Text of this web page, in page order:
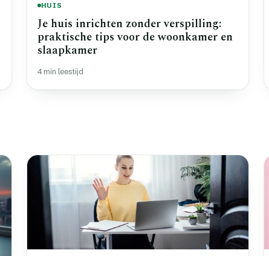
HUIS
Je huis inrichten zonder verspilling:
praktische tips voor de woonkamer en
slaapkamer
4 min leestijd